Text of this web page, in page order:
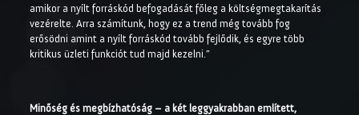
amikor a nyílt forráskód befogadását főleg a költségmegtakarítás
vezérelte. Arra számítunk, hogy ez a trend még tovább fog
erősödni amint a nyílt forráskód tovább fejlődik, és egyre több
kritikus üzleti funkciót tud majd kezelni.”
Minőség és megbízhatóság – a két leggyakrabban említett,